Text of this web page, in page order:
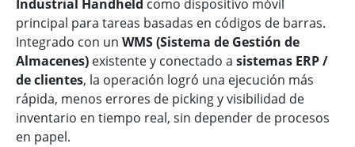
Industrial Handheld como dispositivo móvil
principal para tareas basadas en códigos de barras.
Integrado con un WMS (Sistema de Gestión de
Almacenes) existente y conectado a sistemas ERP /
de clientes, la operación logró una ejecución más
rápida, menos errores de picking y visibilidad de
inventario en tiempo real, sin depender de procesos
en papel.